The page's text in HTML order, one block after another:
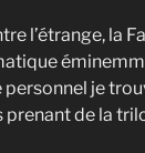
l’étrange, la
je
prenant de la